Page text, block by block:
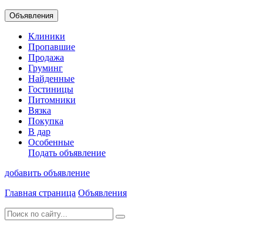
Объявления
Клиники
Пропавшие
Продажа
Груминг
Найденные
Гостиницы
Питомники
Вязка
Покупка
В дар
Особенные
Подать объявление
добавить объявление
Главная страница Объявления